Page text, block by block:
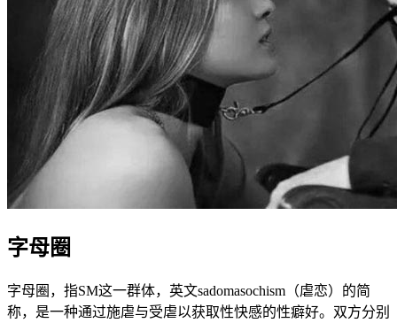
字母圈
字母圈，指SM这一群体，英文sadomasochism（虐恋）的简
称，是一种通过施虐与受虐以获取性快感的性癖好。双方分别